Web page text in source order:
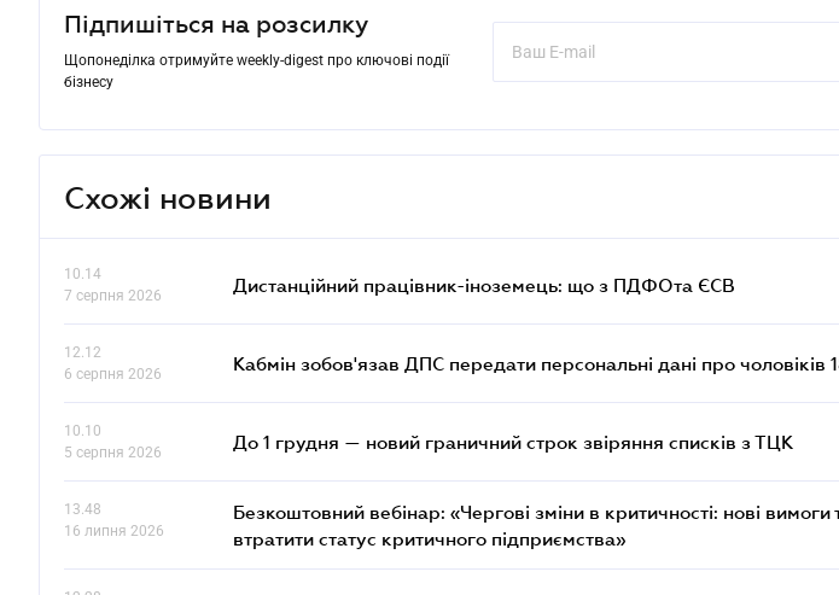
Підпишіться на розсилку
Щопонеділка отримуйте weekly-digest про ключові події
бізнесу
Схожі новини
10.14
7 серпня 2026
Дистанційний працівник-іноземець: що з ПДФОта ЄСВ
12.12
6 серпня 2026
Кабмін зобов'язав ДПС передати персональні дані про чоловіків
10.10
5 серпня 2026
До 1 грудня — новий граничний строк звіряння списків з ТЦК
13.48
16 липня 2026
Безкоштовний вебінар: «Чергові зміни в критичності: нові
втратити статус критичного підприємства»